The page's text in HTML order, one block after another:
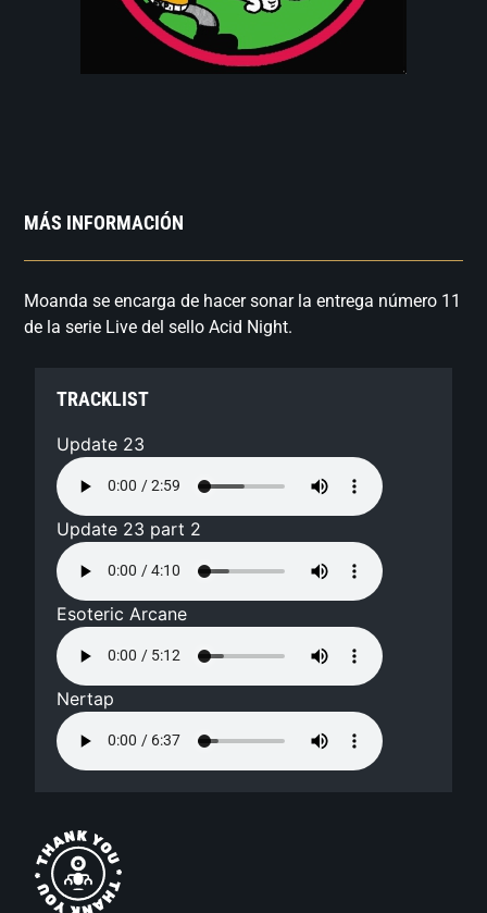
MÁS INFORMACIÓN
Moanda se encarga de hacer sonar la entrega número 11
de la serie Live del sello Acid Night.
TRACKLIST
Update 23
Update 23 part 2
Esoteric Arcane
Nertap